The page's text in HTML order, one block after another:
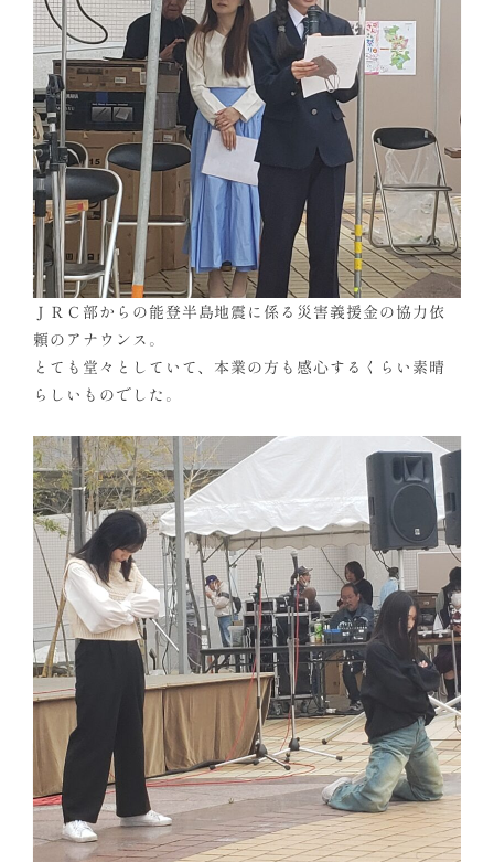
ＪＲＣ部からの能登半島地震に係る災害義援金の協力依
頼のアナウンス。
とても堂々としていて、本業の方も感心するくらい素晴
らしいものでした。